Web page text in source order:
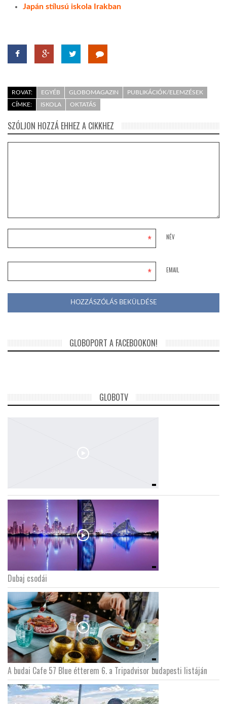
Japán stílusú iskola Irakban
ROVAT: EGYÉB GLOBOMAGAZIN
PUBLIKÁCIÓK/ELEMZÉSEK
CÍMKE:
ISKOLA OKTATÁS
SZÓLJON HOZZÁ EHHEZ A CIKKHEZ
NÉV
*
EMAIL
*
GLOBOPORT A FACEBOOKON!
GLOBOTV
Dubaj csodái
A budai Cafe 57 Blue étterem 6. a Tripadvisor budapesti listáján